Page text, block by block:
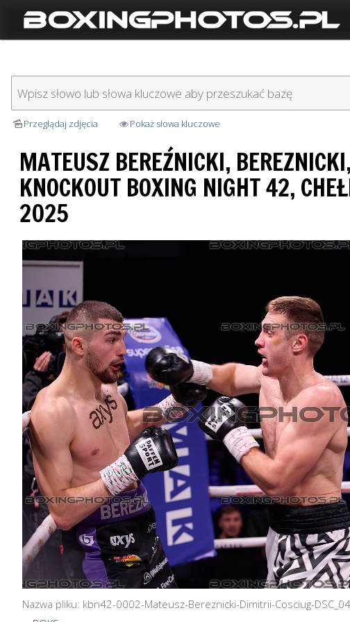
Przeglądaj zdjęcia Pokaż słowa kluczowe
MATEUSZ BEREŹNICKI,
KNOCKOUT BOXING NIGHT 42,
2025
Nazwa pliku: kbn42-0002-Mateusz-Bereznicki-Dimitrii-Cosciug-